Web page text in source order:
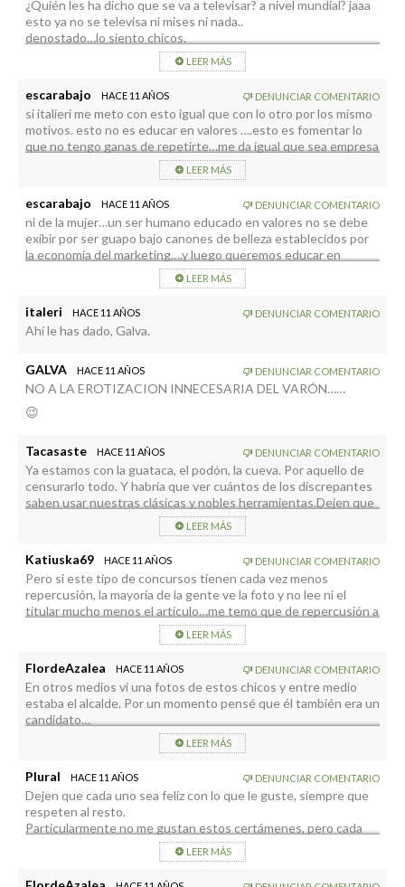
¿Quién les ha dicho que se va a televisar? a nivel mundial? jaaa
esto ya no se televisa ni mises ni nada..
denostado…lo siento chicos.
LEER MÁS
escarabajo HACE 11 AÑOS DENUNCIAR COMENTARIO
si italieri me meto con esto igual que con lo otro por los mismo
motivos. esto no es educar en valores ….esto es fomentar lo
que no tengo ganas de repetirte…me da igual que sea empresa
privada o publica…esta en el programa oficial y punto.
LEER MÁS
escarabajo HACE 11 AÑOS DENUNCIAR COMENTARIO
ni de la mujer…un ser humano educado en valores no se debe
exibir por ser guapo bajo canones de belleza establecidos por
la economía del marketing….y luego queremos educar en
valores??? que valores…si eres guapo triunfas??
LEER MÁS
italeri HACE 11 AÑOS DENUNCIAR COMENTARIO
Ahí le has dado, Galva.
GALVA HACE 11 AÑOS DENUNCIAR COMENTARIO
NO A LA EROTIZACION INNECESARIA DEL VARÓN……
😉
Tacasaste HACE 11 AÑOS DENUNCIAR COMENTARIO
Ya estamos con la guataca, el podón, la cueva. Por aquello de
censurarlo todo. Y habría que ver cuántos de los discrepantes
saben usar nuestras clásicas y nobles herramientas.Dejen que
la isla se promocione aunque sea un poquito. A ver si hay cierta
LEER MÁS
Katiuska69 HACE 11 AÑOS DENUNCIAR COMENTARIO
Pero si este tipo de concursos tienen cada vez menos
repercusión, la mayoría de la gente ve la foto y no lee ni el
titular mucho menos el artículo…me temo que de repercusión a
nivel nacional poca y a nivel internacional pues mucho menos.
LEER MÁS
FlordeAzalea HACE 11 AÑOS DENUNCIAR COMENTARIO
En otros medios vi una fotos de estos chicos y entre medio
estaba el alcalde. Por un momento pensé que él también era un
candidato…
LEER MÁS
Plural HACE 11 AÑOS DENUNCIAR COMENTARIO
Dejen que cada uno sea feliz con lo que le guste, siempre que
respeten al resto.
Particularmente no me gustan estos certámenes, pero cada
Es mas, si se hacen, tienen repercusión y encima es en La
LEER MÁS